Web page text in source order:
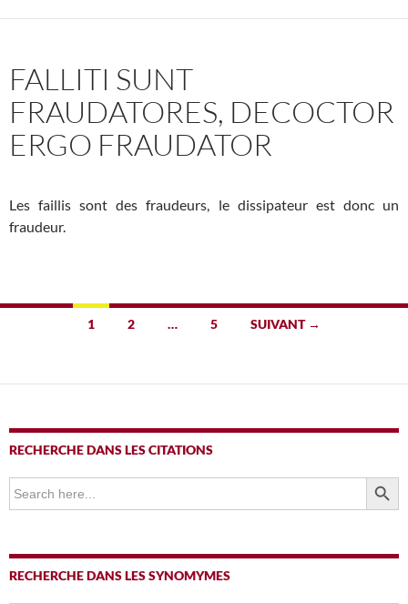
FALLITI SUNT
FRAUDATORES, DECOCTOR
ERGO FRAUDATOR
Les faillis sont des fraudeurs, le dissipateur est donc un
fraudeur.
Navigation
articles
1 2 … 5 SUIVANT →
RECHERCHE DANS LES CITATIONS
Search
for:
SEARCH
RECHERCHE DANS LES SYNOMYMES